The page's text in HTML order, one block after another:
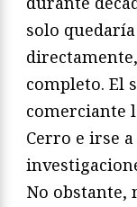
solo
completo. El
comerciante
Cerro e irse
No obstante,